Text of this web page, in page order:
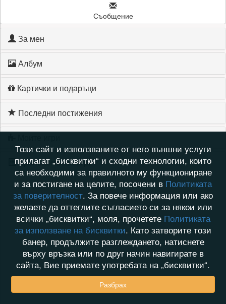
Съобщение
За мен
Албум
Картички и подаръци
Последни постижения
Хронология на игри
Този сайт и използваните от него външни услуги
прилагат „бисквитки“ и сходни технологии, които
са необходими за правилното му функциониране
и за постигане на целите, посочени в Политиката
за поверителност. За повече информация или ако
желаете да оттеглите съгласието си за някои или
всички „бисквитки“, моля, прочетете Политиката
за използване на бисквитки. Като затворите този
банер, продължите разглеждането, натиснете
върху връзка или по друг начин навигирате в
сайта, Вие приемате употребата на „бисквитки“.
Разбрах